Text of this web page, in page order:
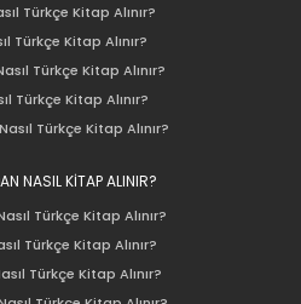
Türkçe Kitap Alınır?
Türkçe Kitap Alınır?
Türkçe Kitap Alınır?
Türkçe Kitap Alınır?
Türkçe Kitap Alınır?
NASIL KİTAP ALINIR?
Türkçe Kitap Alınır?
Türkçe Kitap Alınır?
Türkçe Kitap Alınır?